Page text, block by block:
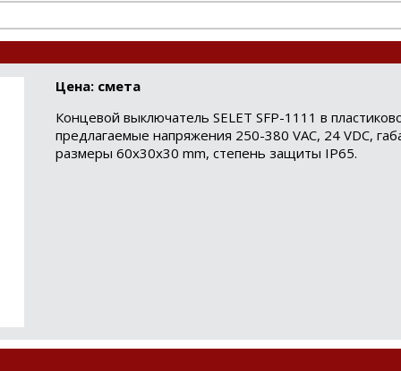
Цена: смета
Концевой выключатель SELET SFP-1111 в
предлагаемые напряжения 250-380 VAC, 24 VDC,
размеры 60x30x30 mm, степень защиты IP65.